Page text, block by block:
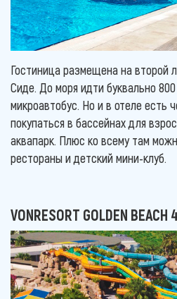
Гостиница размещена на второй
Сиде. До моря идти буквально
микроавтобус. Но и в отеле есть
покупаться в бассейнах для
аквапарк. Плюс ко всему там
рестораны и детский мини-клуб.
VONRESORT GOLDEN BEACH